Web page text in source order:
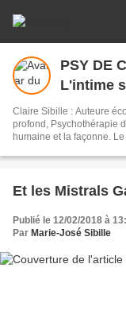
PSY DE
L'intime
Claire Sibille : Auteure écoféministe, psychothérapeute. Écothérapie, EMDR
profond, Psychothérapie
humaine et la façonne.
du monde.
Et les Mistrals
Publié le 12/02/2018 à
Par Marie-José Sibille